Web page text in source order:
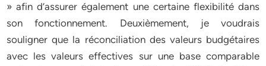
» afin d’assurer également une certaine flexibilité dans
son fonctionnement. Deuxièmement, je voudrais
souligner que la réconciliation des valeurs budgétaires
avec les valeurs effectives sur une base comparable